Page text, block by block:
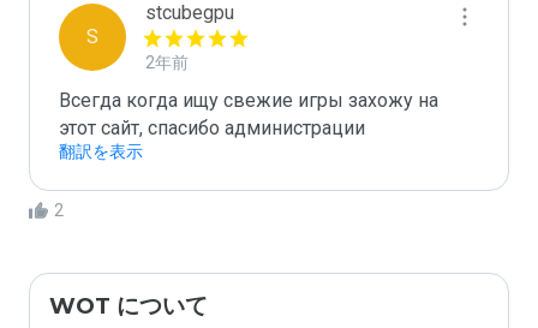
S
stcubegpu
2年前
Всегда когда ищу свежие игры захожу на
этот сайт, спасибо администрации
翻訳を表示
2
WOT について